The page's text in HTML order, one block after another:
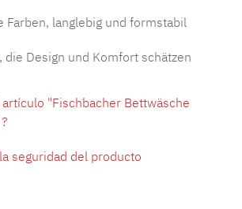
Farben, langlebig und formstabil
die Design und Komfort schätzen
"Fischbacher Bettwäsche
seguridad del producto